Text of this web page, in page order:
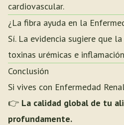
cardiovascular.
¿La fibra ayuda en la
Sí. La evidencia sugiere que
toxinas urémicas e
Conclusión
Si vives con Enfermedad
👉 La calidad global de tu
profundamente.